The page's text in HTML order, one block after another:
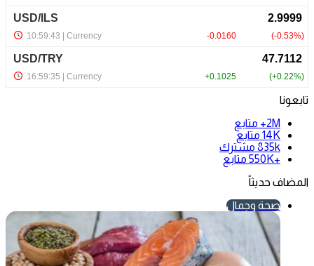
تابعونا
2M+
متابع
14K متابع
835k مشترك
+550K
متابع
المضاف حديثاً
صحة وجمال